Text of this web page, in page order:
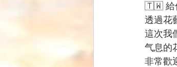
🇹🇼 給
透過花
這次我
气息的
非常歡